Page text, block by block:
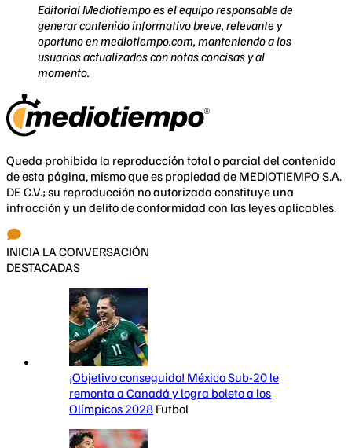
Editorial Mediotiempo es el equipo responsable de
generar contenido informativo breve, relevante y
oportuno en mediotiempo.com, manteniendo a los
usuarios actualizados con notas concisas y al
momento.
Queda prohibida la reproducción total o parcial del contenido
de esta página, mismo que es propiedad de MEDIOTIEMPO S.A.
DE C.V.; su reproducción no autorizada constituye una
infracción y un delito de conformidad con las leyes aplicables.
INICIA LA CONVERSACIÓN
DESTACADAS
¡Objetivo conseguido! México Sub-20 le
remonta a Canadá y logra boleto a los
Olímpicos 2028 Futbol